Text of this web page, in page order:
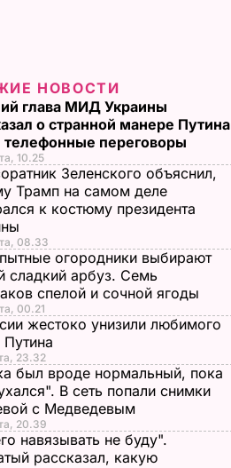
НОВОСТИ
глава МИД Украины
о странной манере Путина
телефонные переговоры
10.25
Зеленского объяснил,
Трамп на самом деле
к костюму президента
08.33
огородники выбирают
сладкий арбуз. Семь
спелой и сочной ягоды
00.21
жестоко унизили любимого
Путина
23.32
был вроде нормальный, пока
В сеть попали снимки
с Медведевым
20.39
навязывать не буду".
рассказал, какую